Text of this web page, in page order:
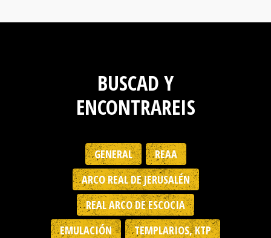
BUSCAD Y
ENCONTRAREIS
GENERAL
REAA
ARCO REAL DE JERUSALÉN
REAL ARCO DE ESCOCIA
EMULACIÓN
TEMPLARIOS, KTP